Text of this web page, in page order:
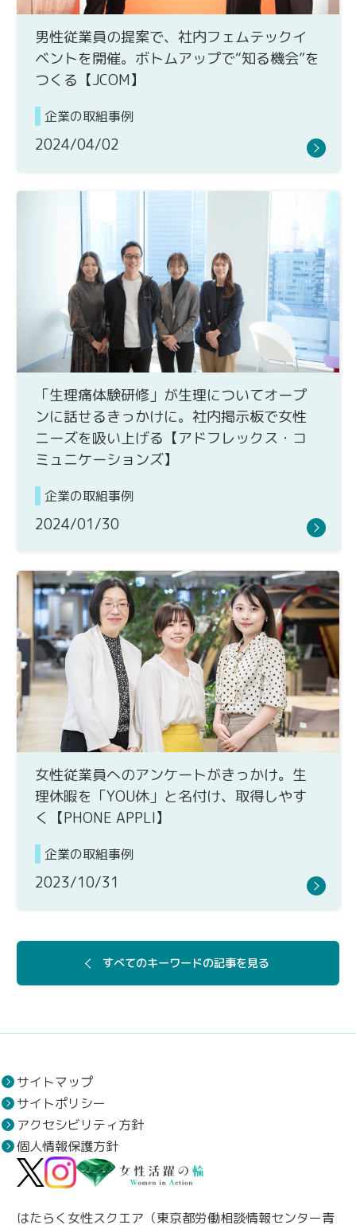
男性従業員の提案で、社内フェムテックイ
ベントを開催。ボトムアップで“知る機会”を
つくる【JCOM】
企業の取組事例
2024/04/02
「生理痛体験研修」が生理についてオープ
ンに話せるきっかけに。社内掲示板で女性
ニーズを吸い上げる【アドフレックス・コ
ミュニケーションズ】
企業の取組事例
2024/01/30
女性従業員へのアンケートがきっかけ。生
理休暇を「YOU休」と名付け、取得しやす
く【PHONE APPLI】
企業の取組事例
2023/10/31
すべてのキーワードの記事を見る
サイトマップ
サイトポリシー
アクセシビリティ方針
個人情報保護方針
はたらく女性スクエア（東京都労働相談情報センター青